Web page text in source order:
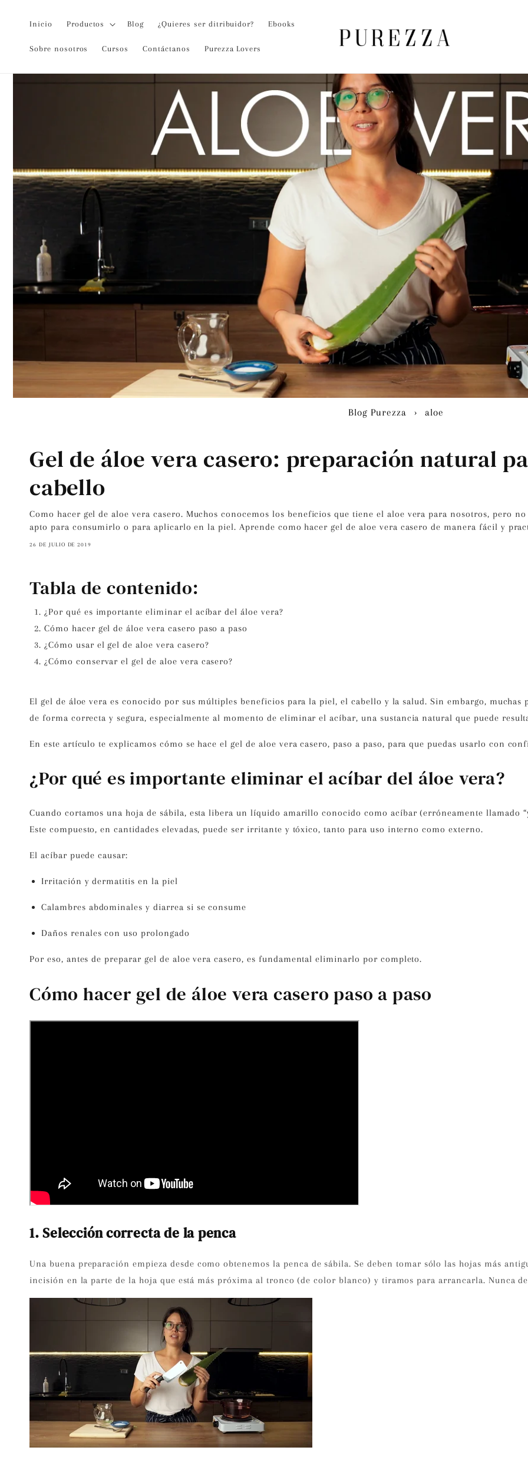
al contenido
Inicio Productos Blog ¿Quieres ser ditribuidor? Ebooks
Sobre nosotros Cursos Contáctanos Purezza Lovers
Blog Purezza › aloe
Gel de áloe vera casero: preparación natural
cabello
Como hacer gel de aloe vera casero. Muchos conocemos los beneficios que tiene el aloe vera para nosotros, pero
apto para consumirlo o para aplicarlo en la piel. Aprende como hacer gel de aloe vera casero de manera fácil y
26 DE JULIO DE 2019
Tabla de contenido:
¿Por qué es importante eliminar el acíbar del áloe vera?
Cómo hacer gel de áloe vera casero paso a paso
¿Cómo usar el gel de aloe vera casero?
¿Cómo conservar el gel de aloe vera casero?
El gel de áloe vera es conocido por sus múltiples beneficios para la piel,el cabello y la salud. Sin embargo, muchas
de forma correcta y segura, especialmente al momento de eliminar el acíbar, una sustancia natural que puede
En este artículo te explicamos cómo se hace el gel de aloe vera casero, paso a paso, para que puedas usarlo con
¿Por qué es importante eliminar el acíbar del áloe vera?
Cuando cortamos una hoja de sábila, esta libera un líquido amarillo conocido como acíbar (erróneamente llamado
Este compuesto, en cantidades elevadas, puede ser irritante y tóxico, tanto para uso interno como externo.
El acíbar puede causar:
Irritación y dermatitis en la piel
Calambres abdominales y diarrea si se consume
Daños renales con uso prolongado
Por eso, antes de preparar gel de aloe vera casero, es fundamental eliminarlo por completo.
Cómo hacer gel de áloe vera casero paso a paso
1. Selección correcta de la penca
Una buena preparación empieza desde como obtenemos la penca de sábila. Se deben tomar sólo las hojas más
incisión en la parte de la hoja que está más próxima al tronco (de color blanco) y tiramos para arrancarla. Nunca